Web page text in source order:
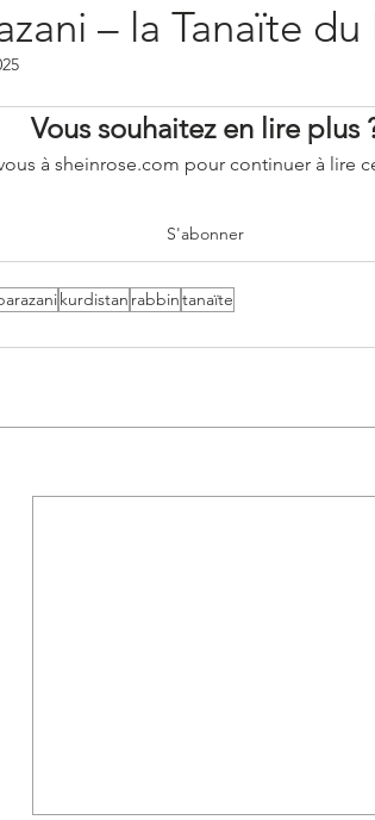
bibliques
Actualités et médias Podcast
– la Tanaïte
Vous souhaitez en lire plus
à sheinrose.com pour continuer à lire
S'abonner
kurdistan rabbintanaïte